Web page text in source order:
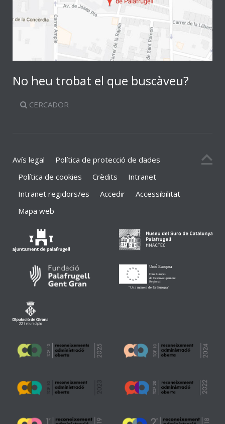
No heu trobat el que buscàveu?
CERCADOR
Avís legal
Política de protecció de dades
Política de cookies
Crèdits
Intranet
Intranet regidors/es
Accedir
Accessibilitat
Mapa web